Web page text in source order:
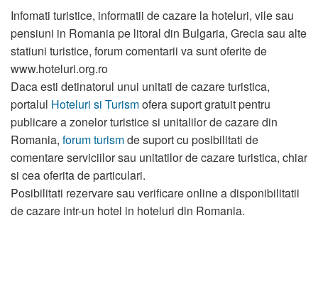
Infomati turistice, informatii de cazare la hoteluri, vile sau
pensiuni in Romania pe litoral din Bulgaria, Grecia sau alte
statiuni turistice, forum comentarii va sunt oferite de
www.hoteluri.org.ro
Daca esti detinatorul unui unitati de cazare turistica,
portalul Hoteluri si Turismofera suport gratuit pentru
publicare a zonelor turistice si unitalilor de cazare din
Romania, forum turismde suport cu posibilitati de
comentare serviciilor sau unitatilor de cazare turistica, chiar
si cea oferita de particulari.
Posibilitati rezervare sau verificare online a disponibilitatii
de cazare intr-un hotel in hoteluri din Romania.